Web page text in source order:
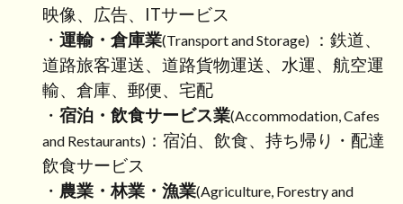
に
行政
書士
トラ
スト
事務
所の
ABTC
申請
映像、広告、ITサービス
・運輸・倉庫業(Transport and Storage) ：鉄道、
道路旅客運送、道路貨物運送、水運、航空運
輸、倉庫、郵便、宅配
・宿泊・飲食サービス業(Accommodation, Cafes
and Restaurants) ：宿泊、飲食、持ち帰り・配達
飲食サービス
・ 農業・林業・漁業(Agriculture, Forestry and